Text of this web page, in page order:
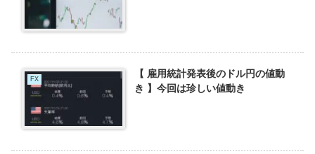
FX
【 雇用統計発表後のドル円の値動
き 】今回は珍しい値動き